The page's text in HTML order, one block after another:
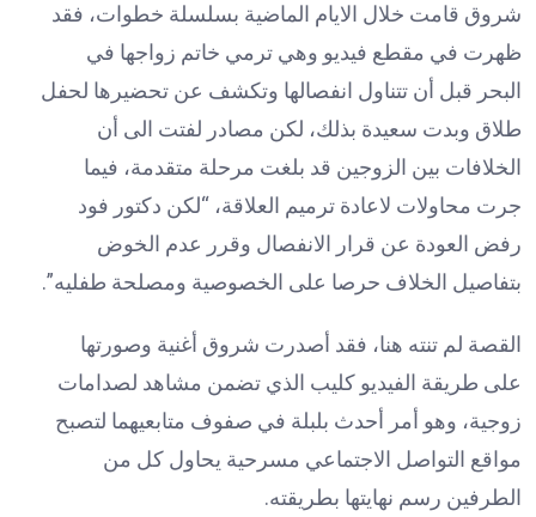
شروق قامت خلال الايام الماضية بسلسلة خطوات، فقد
ظهرت في مقطع فيديو وهي ترمي خاتم زواجها في
البحر قبل أن تتناول انفصالها وتكشف عن تحضيرها لحفل
طلاق وبدت سعيدة بذلك، لكن مصادر لفتت الى أن
الخلافات بين الزوجين قد بلغت مرحلة متقدمة، فيما
جرت محاولات لاعادة ترميم العلاقة، “لكن دكتور فود
رفض العودة عن قرار الانفصال وقرر عدم الخوض
بتفاصيل الخلاف حرصا على الخصوصية ومصلحة طفليه”.
القصة لم تنته هنا، فقد أصدرت شروق أغنية وصورتها
على طريقة الفيديو كليب الذي تضمن مشاهد لصدامات
زوجية، وهو أمر أحدث بلبلة في صفوف متابعيهما لتصبح
مواقع التواصل الاجتماعي مسرحية يحاول كل من
الطرفين رسم نهايتها بطريقته.